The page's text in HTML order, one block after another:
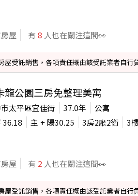
屋 有 8 人也在關注這間👀
受託銷售，各項責任概由該受託業者自行
龍公園三房免整理美寓
太平區宜佳街 37.0年
公寓
36.18 主 + 陽30.25 3房2廳2衛 3
屋 有 2 人也在關注這間👀
受託銷售，各項責任概由該受託業者自行